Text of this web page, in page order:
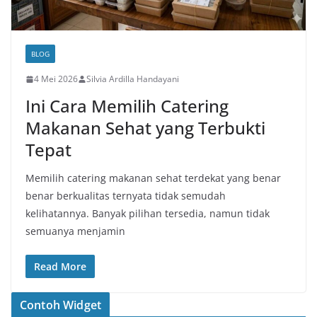
BLOG
4 Mei 2026 Silvia Ardilla Handayani
Ini Cara Memilih Catering
Makanan Sehat yang Terbukti
Tepat
Memilih catering makanan sehat terdekat yang benar
benar berkualitas ternyata tidak semudah
kelihatannya. Banyak pilihan tersedia, namun tidak
semuanya menjamin
Read More
Contoh Widget